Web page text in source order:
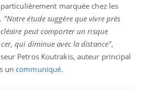
particulièrement marquée chez les
"Notre étude suggère que vivre près
peut comporter un risque
qui diminue avec la distance",
Petros Koutrakis, auteur principal
un communiqué.